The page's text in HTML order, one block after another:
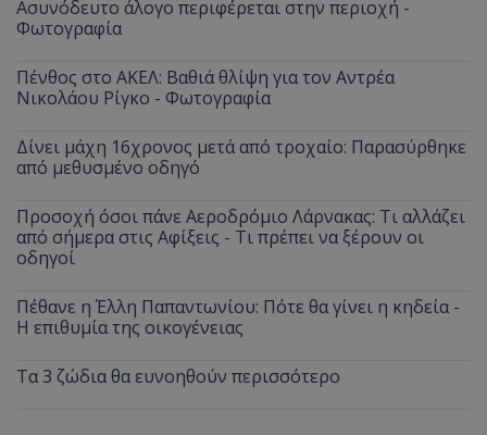
Ασυνόδευτο άλογο περιφέρεται στην περιοχή -
Φωτογραφία
Πένθος στο ΑΚΕΛ: Βαθιά θλίψη για τον Αντρέα
Νικολάου Ρίγκο - Φωτογραφία
Δίνει μάχη 16χρονος μετά από τροχαίο: Παρασύρθηκε
από μεθυσμένο οδηγό
Προσοχή όσοι πάνε Αεροδρόμιο Λάρνακας: Τι αλλάζει
από σήμερα στις Αφίξεις - Τι πρέπει να ξέρουν οι
οδηγοί
Πέθανε η Έλλη Παπαντωνίου: Πότε θα γίνει η κηδεία -
Η επιθυμία της οικογένειας
Τα 3 ζώδια θα ευνοηθούν περισσότερο